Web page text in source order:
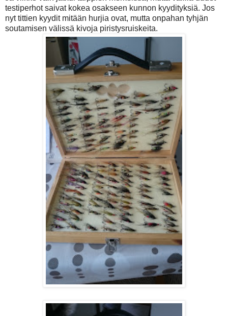
testiperhot saivat kokea osakseen kunnon kyydityksiä. Jos
nyt tittien kyydit mitään hurjia ovat, mutta onpahan tyhjän
soutamisen välissä kivoja piristysruiskeita.